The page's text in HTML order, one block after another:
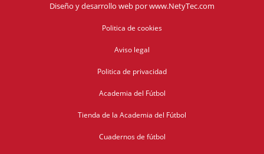
Diseño y desarrollo web porwww.NetyTec.com
Politica de cookies
Aviso legal
Politica de privacidad
Academia del Fútbol
Tienda de la Academia del Fútbol
Cuadernos de fútbol